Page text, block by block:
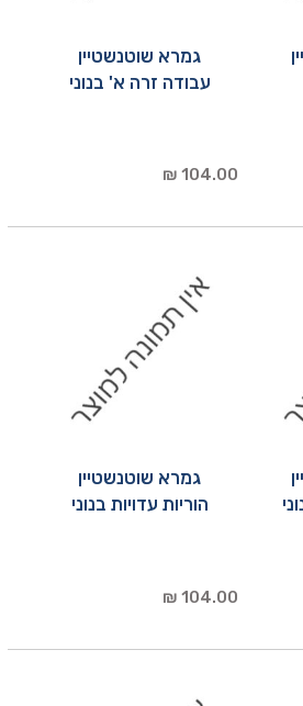
גמרא שוטנשטיין
עבודה זרה א' בנוני
104.00 ₪
גמרא שוטנשטיין
הוריות עדויות בנוני
104.00 ₪